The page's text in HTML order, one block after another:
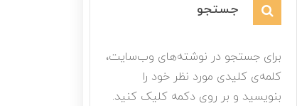
جستجو
برای جستجو در نوشته‌های وب‌سایت،
کلمه‌ی کلیدی مورد نظر خود را
بنویسید و بر روی دکمه کلیک کنید.